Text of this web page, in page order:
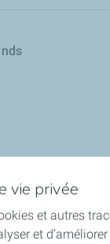
d'énergie
vie privée
et autres
et